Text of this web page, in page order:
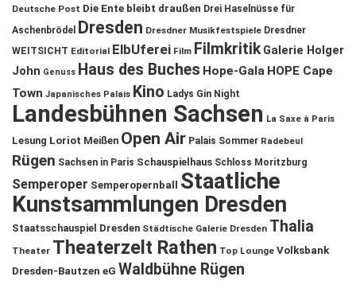
Deutsche Post Die Ente bleibt draußen Drei Haselnüsse für
Aschenbrödel
Dresden Dresdner Musikfestspiele Dresdner
WEITSICHT Editorial ElbUferei Film Filmkritik Galerie Holger
John Genuss Haus des Buches Hope-Gala HOPE Cape
Town Japanisches Palais Kino Ladys Gin Night
Landesbühnen Sachsen La Saxe à Paris
Lesung Loriot Meißen Open Air Palais Sommer Radebeul
Rügen Sachsen in Paris Schauspielhaus Schloss Moritzburg
Semperoper Semperopernball
Staatliche
Kunstsammlungen Dresden
Staatsschauspiel Dresden Städtische Galerie Dresden Thalia
Theater Theaterzelt Rathen Top Lounge Volksbank
Dresden-Bautzen eG Waldbühne Rügen